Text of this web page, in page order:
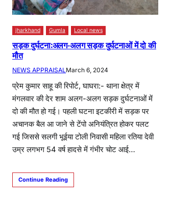
jharkhand Gumla Local news
सड़क दुर्घटना:अलग-अलग सड़क दुर्घटनाओं में दो की
मौत
NEWS APPRAISALMarch 6, 2024
प्रेम कुमार साहू की रिपोर्ट, घाघरा:- थाना क्षेत्र में
मंगलवार की देर शाम अलग-अलग सड़क दुर्घटनाओं में
दो की मौत हो गई। पहली घटना इटकीरी में सड़क पर
अचानक बैल आ जाने से टेंपो अनियंत्रित होकर पलट
गई जिससे सलगी भूईया टोली निवासी महिला रतिया देवी
उम्र लगभग 54 वर्ष हादसे में गंभीर चोट आई…
Continue Reading